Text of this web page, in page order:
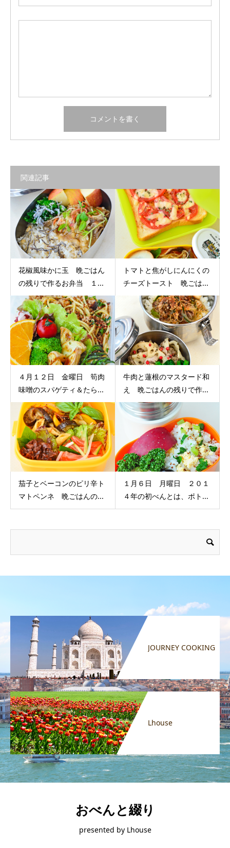
関連記事
花椒風味かに玉 晩ごはん
の残りで作るお弁当 １...
トマトと焦がしにんにくの
チーズトースト 晩ごは...
４月１２日 金曜日 筍肉
味噌のスパゲティ＆たら...
牛肉と蓮根のマスタード和
え 晩ごはんの残りで作...
茄子とベーコンのピリ辛ト
マトペンネ 晩ごはんの...
１月６日 月曜日 ２０１
４年の初べんとは、ポト...
JOURNEY COOKING
Lhouse
おべんと綴り
presented by Lhouse